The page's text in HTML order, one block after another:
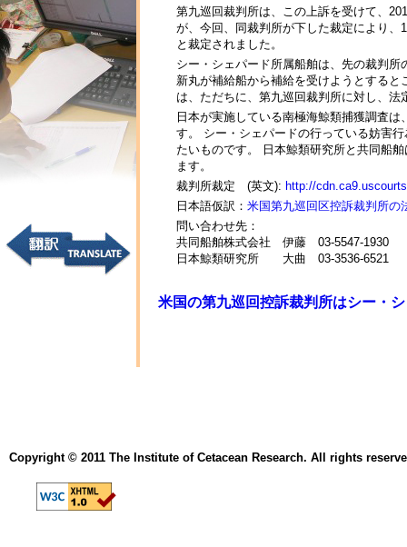
第九巡回裁判所は、この上訴を受けて、
が、今回、同裁判所が下した裁定により
と裁定されました。
シー・シェパード所属船舶は、先の裁判
新丸が補給船から補給を受けようとする
は、ただちに、第九巡回裁判所に対し、
日本が実施している南極海鯨類捕獲調査
す。 シー・シェパードの行っている妨害
たいものです。 日本鯨類研究所と共同船
ます。
裁判所裁定 (英文): http://
日本語仮訳： 米国第九巡回区控訴裁判所の
問い合わせ先：
共同船舶株式会社 伊藤 03-5547-1930
日本鯨類研究所 大曲 03-3536-6521
米国の第九巡回控訴裁判所はシー・
Copyright © 2011 The Institute of Cetacean Research. All rights